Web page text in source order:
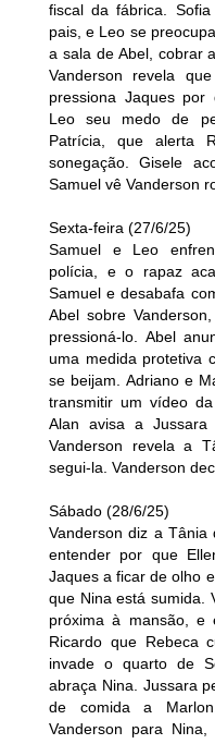
fiscal da fábrica.
pais, e Leo se
a sala de Abel, cobrar
Vanderson revela
pressiona Jaques por
Leo seu medo de
Patrícia, que alerta
sonegação. Gisele
Samuel vê Vanderson
Sexta-feira (27/6/25)
Samuel e Leo
polícia, e o rapaz
Samuel e desabafa
Abel sobre
pressioná-lo. Abel
uma medida protetiva
se beijam. Adriano e
transmitir um vídeo
Alan avisa a
Vanderson revela a
segui-la. Vanderson
Sábado (28/6/25)
Vanderson diz a Tânia
entender por que
Jaques a ficar de olho
que Nina está sumida.
próxima à mansão,
Ricardo que Rebeca
invade o quarto de
abraça Nina. Jussara
de comida a
Vanderson para